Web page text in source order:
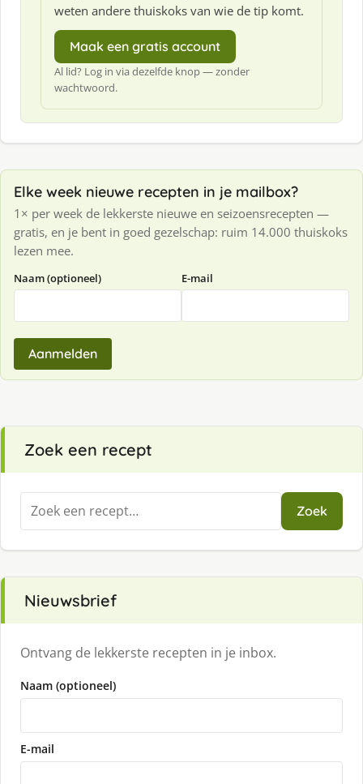
weten andere thuiskoks van wie de tip komt.
Maak een gratis account
Al lid? Log in via dezelfde knop — zonder
wachtwoord.
Elke week nieuwe recepten in je mailbox?
1× per week de lekkerste nieuwe en seizoensrecepten —
gratis, en je bent in goed gezelschap: ruim 14.000 thuiskoks
lezen mee.
Naam (optioneel) E-mail
Aanmelden
Zoek een recept
Zoeken
naar:
Zoek
Nieuwsbrief
Ontvang de lekkerste recepten in je inbox.
Naam (optioneel)
E-mail